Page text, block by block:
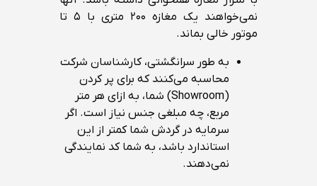
نمی‌خواهند یک مغازه ۲۰۰ متری با ۵ تا
موتور خالی بماند.
به طور سرانگشتی، کارشناسان شرکت
محاسبه می‌کنند که برای پر کردن
(Showroom) شما، به ازای هر متر
مربع، چه مبلغی جنس نیاز است. اگر
سرمایه در گردش شما کمتر از این
استاندارد باشد، به شما کد نمایندگی
نمی‌دهند.